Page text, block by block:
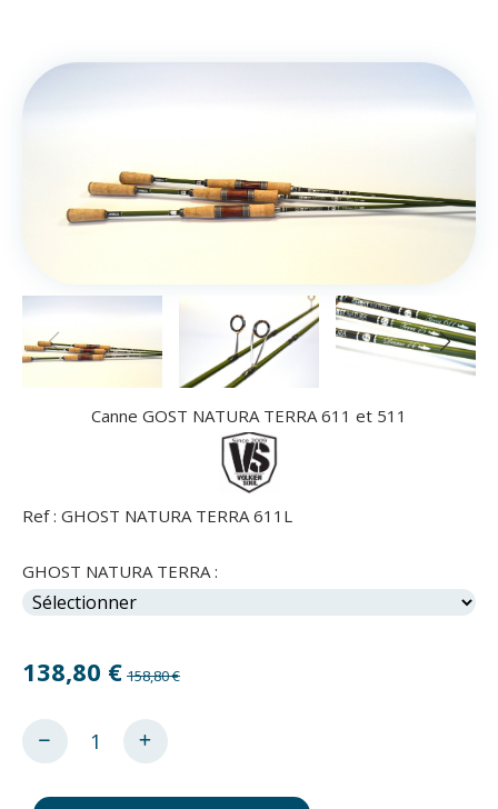
Canne GOST NATURA TERRA 611 et 511
Ref : GHOST NATURA TERRA 611L
GHOST NATURA TERRA :
138,80 € 158,80 €